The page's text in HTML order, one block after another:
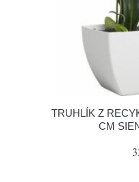
TRUHLÍK Z
CM